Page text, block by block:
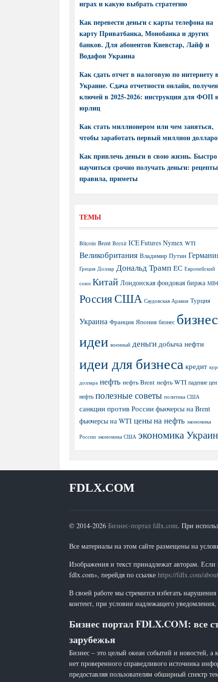
играх и какую выбрать стратегию
Как перевести деньги с карты телефона на
карту Приватбанка, Монобанка и других
банков. Для абонентов Киевстар, Лайф и
Водафон Украина
Как сдать отчет в налоговую по интернету в
Украине. Сдача отчетности онлайн,
ключей в 2025-2026: инструкция для ФОП
юрлиц
Как стать миллионером или чем заняться,
чтобы заработать первый миллион
Как привлечь деньги в свою жизнь. Быстро
научиться срочно получать деньги:
правила, приметы
ТЕМЫ
Bitcoin Brent Brexit ICE Futures Nymex WTI
Великобритания Владимир Путин
Греция Доллар Дональд Трамп ЕС Европейский
союз Китай Лондонская фондовая биржа
РоссияСША Саудовская Аравия Турция
Украина Франция Япония бизнес бизнес
идеи военный деньги добыча нефти
идеи для бизнеса кредит
доллара нефть нефть Brent нефть WTI падение
нефть полезные советы политика США
санкции против России фьючерсы на Brent
фьючерсы на WTI цены на нефть экономика
России экономика США экономика
FDLX.COM
© 2014-2026 Бизнес-портал fdlx.com. При
Все материалы на этом сайте размещены на
Изображения и текст принадлежат авторам.
fdlx.com», перейдя по ссылке https://fdlx.com/
В своей работе мы стремится избегать
контент, при условии надлежащего
Бизнес портал FDLX.COM: все
зарубежья
Бизнес – это целый океан событий и новостей,
нет проверенного справедливого источника
предоставляя пользователям обширный спектр